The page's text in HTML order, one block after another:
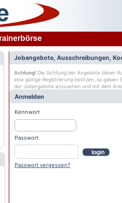
Jobangebote, Ausschreibungen,
Achtung! Die Sichtung der Angebote dieser
eine gültige Registrierung besitzen, so geben
der Jobangebote anzusehen und mit dem
Anmelden
Kennwort
Passwort
login
Passwort vergessen?